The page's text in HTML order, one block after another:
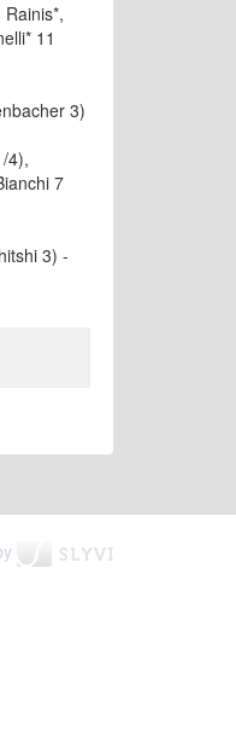
11
3)
4),
7
3) -